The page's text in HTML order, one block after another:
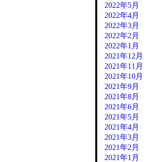
2022年5月
2022年4月
2022年3月
2022年2月
2022年1月
2021年12月
2021年11月
2021年10月
2021年9月
2021年8月
2021年6月
2021年5月
2021年4月
2021年3月
2021年2月
2021年1月